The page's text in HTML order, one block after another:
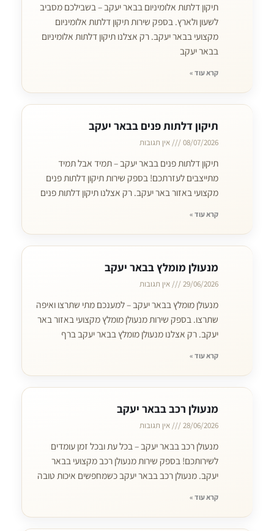
תיקון דלתות אלומיניום בבאר יעקב – בשבילכם מסביב
לשעון ולארץ. בספק שירות תיקון דלתות אלומיניום
מקצועי בבאר יעקב. רק אצלנו תיקון דלתות אלומיניום
בבאר יעקב
קרא עוד »
תיקון דלתות פנים בבאר יעקב
08/07/2026 אין תגובות
תיקון דלתות פנים בבאר יעקב – תמיד אבל תמיד
מתייצבים לעזרתכם! בספק שירות תיקון דלתות פנים
מקצועי באזור באר יעקב. רק אצלנו תיקון דלתות פנים
קרא עוד »
מנעולן מומלץ בבאר יעקב
29/06/2026 אין תגובות
מנעולן מומלץ בבאר יעקב – למענכם מתי שתרצו ואיפה
שתרצו. בספק שירות מנעולן מומלץ מקצועי באזור באר
יעקב. רק אצלנו מנעולן מומלץ בבאר יעקב ברף
קרא עוד »
מנעולן רכב בבאר יעקב
28/06/2026 אין תגובות
מנעולן רכב בבאר יעקב – בכל עת ובכל זמן עומדים
לשירותכם! בספק שירות מנעולן רכב מקצועי בבאר
יעקב. מנעולן רכב בבאר יעקב כשמחפשים איכות טובה
קרא עוד »